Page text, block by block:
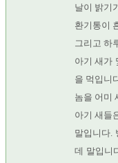
날이 밝기
환기통이
그리고 하
아기 새가
을 먹입니
놈을 어미
아기 새들
말입니다.
데 말입니